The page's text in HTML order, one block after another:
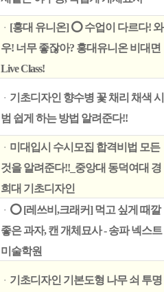
ㆍ [홍대 유니온] ⭕ 수업이 다르다! 와
우! 너무 좋잖아? 홍대유니온 비대면
Live Class!
ㆍ 기초디자인 향수병 꽃 채리 채색 시
범 쉽게 하는 방법 알려준다!!
ㆍ 미대입시 수시모집 합격비법 모든
것을 알려준다!!_중앙대 동덕여대 경
희대 기초디자인
ㆍ ⭕ [레쓰비,크래커] 먹고 싶게 때깔
좋은 과자, 캔 개체묘사 - 송파 넥스트
미술학원
ㆍ 기초디자인 기본도형 나무 쇠 투명